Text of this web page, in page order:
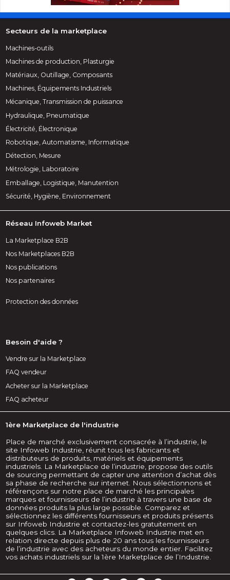
Secteurs de la marketplace
Machines-outils
Machines de production, Plasturgie
Matériaux, Outillage, Composants
Machines, Équipements Industriels
Mécanique, Transmission de puissance
Hydraulique, Pneumatique
Électricité, Électronique
Robotique, Automatisme, Informatique
Détection, Mesure
Métrologie, Laboratoire
Emballage, Logistique, Manutention
Sécurité, Hygiène, Environnement
Réseau Infoweb Market
La Marketplace B2B
Nos Marketplaces B2B
Nos publications
Nos partenaires
Protection des données
Besoin d'aide ?
Vendre sur la Marketplace
FAQ vendeur
Acheter sur la Marketplace
FAQ acheteur
1ère Marketplace de l'industrie
Place de marché exclusivement consacrée à l’industrie, le
site Infoweb Industrie, réunit tous les fabricants et
distributeurs de produits, matériels et équipements
industriels. La Marketplace de l’industrie, propose des outils
de sourcing permettant de capter une attention d’achat dès
sa phase de recherche sur internet. Nous sélectionnons et
référençons sur notre place de marché les principales
marques et fournisseurs de l’industrie à travers une base de
données produits la plus large possible. Comparez et
sélectionnez les différents fournisseurs et produits présents
sur Infoweb Industrie et contactez-les gratuitement en
quelques clics. La Marketplace Infoweb Industrie met en
relation directe depuis plus de 20 ans tous les fournisseurs
de l’industrie avec des acheteurs du monde entier. Facilitez
vos achats industriels sur la 1ère Marketplace de l’Industrie.